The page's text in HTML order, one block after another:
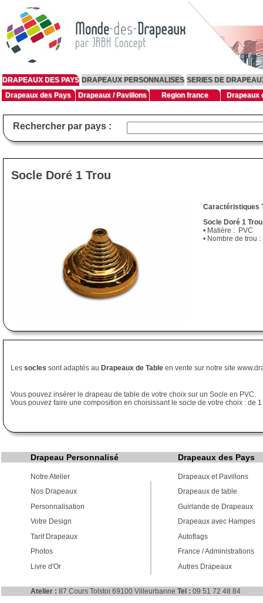
DRAPEAUX DES PAYS DRAPEAUX PERSONNALISES SERIES DE
Drapeaux des Pays
Drapeaux / Pavillons Region france Drapeaux
Rechercher par pays :
Socle Doré 1 Trou
Caractéristiques
Socle Doré 1
• Matière : PVC
• Nombre de trou :
Les socles sont adaptés au Drapeaux de Tableen vente sur notre site
Vous pouvez insérer le drapeau de table de votre choix sur un Socle en PVC.
Vous pouvez faire une composition en choisissant le socle de votre choix : de 1
Drapeau Personnalisé Drapeaux des Pays
Notre Atelier
Drapeaux et Pavillons
Nos Drapeaux
Drapeaux de table
Personnalisation
Guirlande de Drapeaux
Votre Design
Drapeaux avec Hampes
Tarif Drapeaux
Autoflags
Photos
France / Administrations
Livre d'Or
Autres Drapeaux
Atelier : 87 Cours Tolstoi 69100 Villeurbanne Tel : 09 51 72 48 84